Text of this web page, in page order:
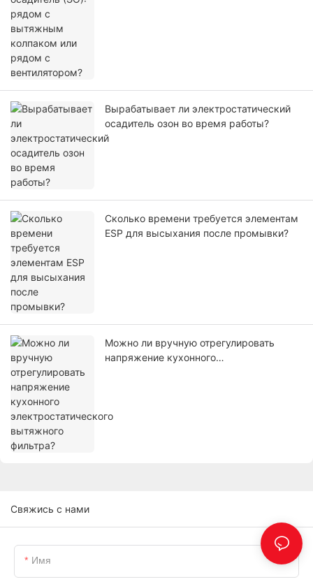
Вырабатывает ли электростатический
осадитель озон во время работы?
Сколько времени требуется элементам
ESP для высыхания после промывки?
Можно ли вручную отрегулировать
напряжение кухонного
Свяжись с нами
Имя